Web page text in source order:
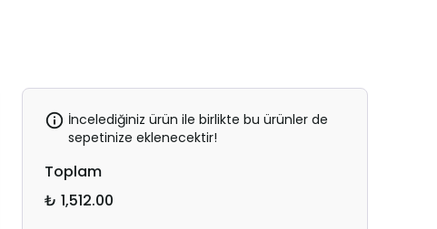
İncelediğiniz ürün ile birlikte bu ürünler de
sepetinize eklenecektir!
Toplam
₺ 1,512.00